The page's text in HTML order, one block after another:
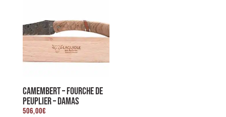
CAMEMBERT – FOURCHE DE
PEUPLIER – DAMAS
506,00€